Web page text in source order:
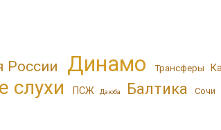
России Динамо Трансферы
слухи ПСЖ Дзюба Балтика Сочи